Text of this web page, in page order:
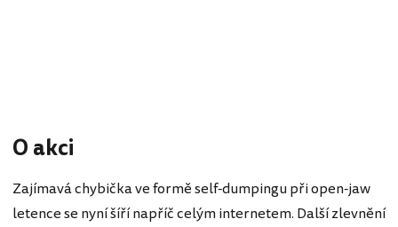
O akci
Zajímavá chybička ve formě self-dumpingu při open-jaw
letence se nyní šíří napříč celým internetem. Další zlevnění